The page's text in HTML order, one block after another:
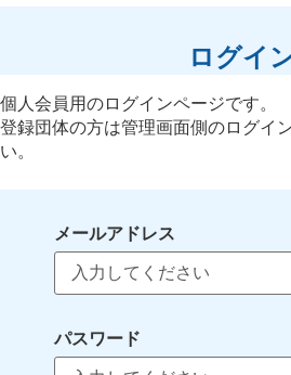
ログイ
個人会員用のログインページです。
登録団体の方は管理画面側のログイ
い。
メールアドレス
パスワード